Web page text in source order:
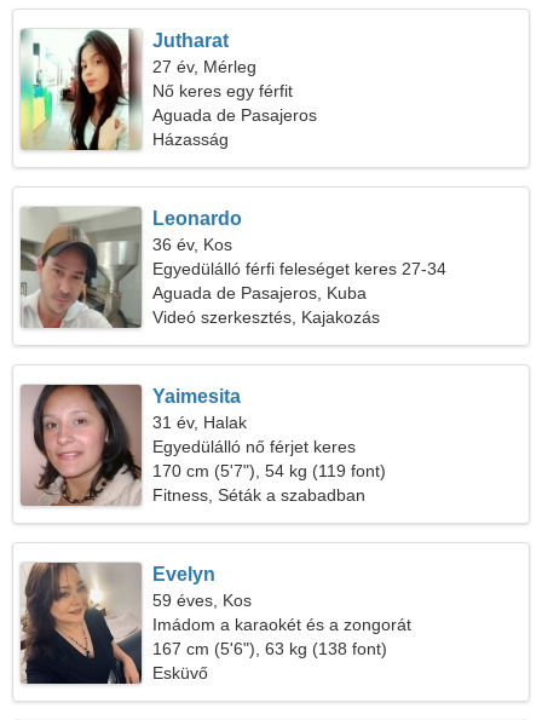
Jutharat
27 év, Mérleg
Nő keres egy férfit
Aguada de Pasajeros
Házasság
Leonardo
36 év, Kos
Egyedülálló férfi feleséget keres 27-34
Aguada de Pasajeros, Kuba
Videó szerkesztés, Kajakozás
Yaimesita
31 év, Halak
Egyedülálló nő férjet keres
170 cm (5'7"), 54 kg (119 font)
Fitness, Séták a szabadban
Evelyn
59 éves, Kos
Imádom a karaokét és a zongorát
167 cm (5'6"), 63 kg (138 font)
Esküvő